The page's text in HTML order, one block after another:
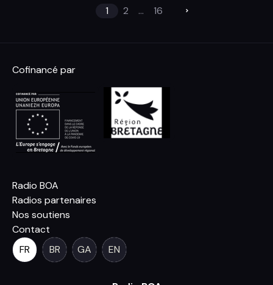
1 2 ... 16
Cofinancé par
Radio BOA
Radios partenaires
Nos soutiens
Contact
FR
BR GA EN